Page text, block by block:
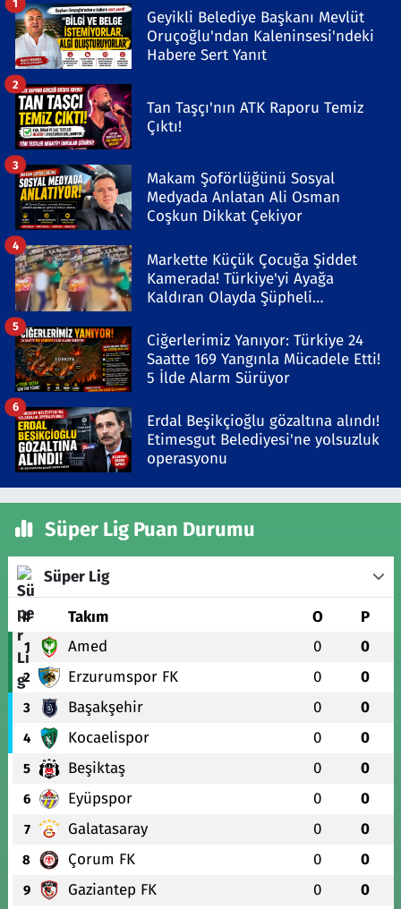
Geyikli Belediye Başkanı Mevlüt
Oruçoğlu'ndan Kaleninsesi'ndeki
Habere Sert Yanıt
1
Tan Taşçı'nın ATK Raporu Temiz
Çıktı!
2
Makam Şoförlüğünü Sosyal
Medyada Anlatan Ali Osman
Coşkun Dikkat Çekiyor
3
Markette Küçük Çocuğa Şiddet
Kamerada! Türkiye'yi Ayağa
Kaldıran Olayda Şüpheli
4
Ciğerlerimiz Yanıyor: Türkiye 24
Saatte 169 Yangınla Mücadele Etti!
5 İlde Alarm Sürüyor
5
Erdal Beşikçioğlu gözaltına alındı!
Etimesgut Belediyesi'ne yolsuzluk
operasyonu
6
Süper Lig Puan Durumu
Süper Lig
# Takım O P
1 Amed 0 0
2 Erzurumspor FK 0 0
3 Başakşehir 0 0
4 Kocaelispor 0 0
5 Beşiktaş 0 0
6 Eyüpspor 0 0
7 Galatasaray 0 0
8 Çorum FK 0 0
9 Gaziantep FK 0 0